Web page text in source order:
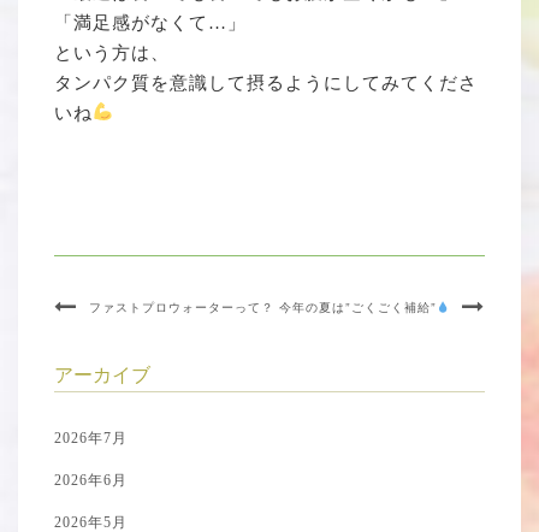
「満足感がなくて…」
という方は、
タンパク質を意識して摂るようにしてみてくださ
いね
ファストプロウォーターって？ 今年の夏は”ごくごく補給”
アーカイブ
2026年7月
2026年6月
2026年5月